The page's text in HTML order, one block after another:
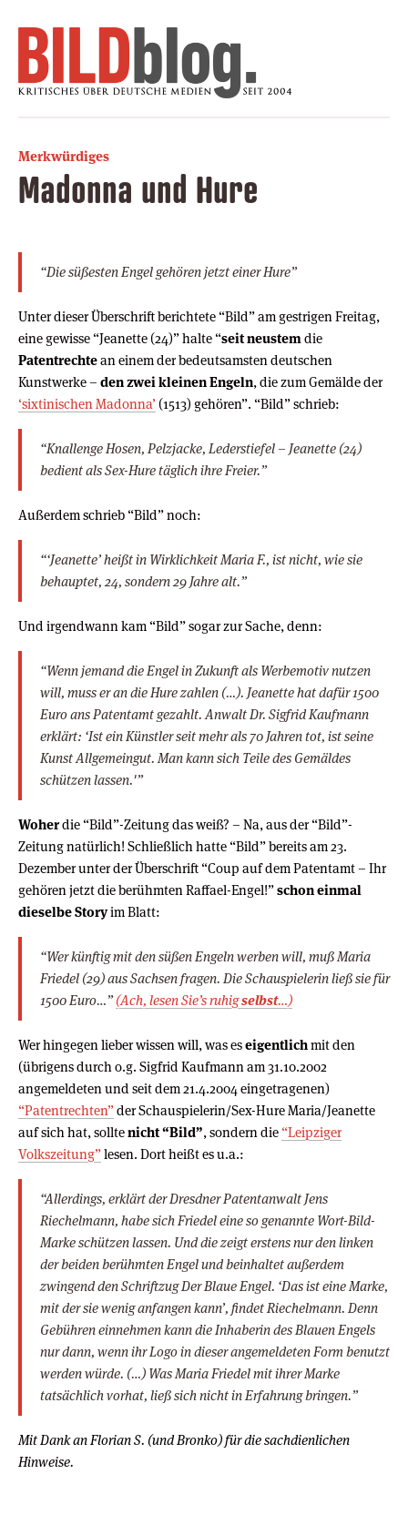
Merkwürdiges
Madonna und Hure
“Die süßesten Engel gehören jetzt einer Hure”
Unter dieser Überschrift berichtete “Bild” am gestrigen Freitag,
eine gewisse “Jeanette (24)” halte “seit neustem die
Patentrechtean einem der bedeutsamsten deutschen
Kunstwerke – den zwei kleinen Engeln, die zum Gemälde der
‘sixtinischen Madonna’ (1513) gehören”. “Bild” schrieb:
“Knallenge Hosen, Pelzjacke, Lederstiefel – Jeanette (24)
bedient als Sex-Hure täglich ihre Freier.”
Außerdem schrieb “Bild” noch:
“‘Jeanette’ heißt in Wirklichkeit Maria F., ist nicht, wie sie
behauptet, 24, sondern 29 Jahre alt.”
Und irgendwann kam “Bild” sogar zur Sache, denn:
“Wenn jemand die Engel in Zukunft als Werbemotiv nutzen
will, muss er an die Hure zahlen (…). Jeanette hat dafür 1500
Euro ans Patentamt gezahlt. Anwalt Dr. Sigfrid Kaufmann
erklärt: ‘Ist ein Künstler seit mehr als 70 Jahren tot, ist seine
Kunst Allgemeingut. Man kann sich Teile des Gemäldes
schützen lassen.'”
Woherdie “Bild”-Zeitung das weiß? – Na, aus der “Bild”-
Zeitung natürlich! Schließlich hatte “Bild” bereits am 23.
Dezember unter der Überschrift “Coup auf dem Patentamt – Ihr
gehören jetzt die berühmten Raffael-Engel!”schon einmal
dieselbe Storyim Blatt:
“Wer künftig mit den süßen Engeln werben will, muß Maria
Friedel (29) aus Sachsen fragen. Die Schauspielerin ließ sie für
1500 Euro…”(Ach, lesen Sie’s ruhigselbst…)
Wer hingegen lieber wissen will, was eseigentlichmit den
(übrigens durch o.g. Sigfrid Kaufmann am 31.10.2002
angemeldeten und seit dem 21.4.2004 eingetragenen)
“Patentrechten”der Schauspielerin/Sex-Hure Maria/Jeanette
auf sich hat, solltenicht “Bild”, sondern die “Leipziger
Volkszeitung”lesen. Dort heißt es u.a.:
“Allerdings, erklärt der Dresdner Patentanwalt Jens
Riechelmann, habe sich Friedel eine so genannte Wort-Bild-
Marke schützen lassen. Und die zeigt erstens nur den linken
der beiden berühmten Engel und beinhaltet außerdem
zwingend den SchriftzugDer Blaue Engel. ‘Das ist eine Marke,
mit der sie wenig anfangen kann’, findet Riechelmann. Denn
Gebühren einnehmen kann die Inhaberin des Blauen Engels
nur dann, wenn ihr Logo in dieser angemeldeten Form benutzt
werden würde. (…) Was Maria Friedel mit ihrer Marke
tatsächlich vorhat, ließ sich nicht in Erfahrung bringen.”
Mit Dank an Florian S. (und Bronko) für die sachdienlichen
Hinweise.